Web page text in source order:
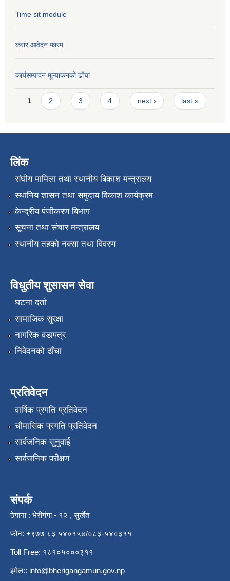
Time sit module
करार आवेदन फारम
कार्यसम्पादन मूल्या‌कनको ढाँचा
Pages
1 2 3 4 next › last »
लिंक
संघीय मामिला तथा स्थानीय बिकाश मन्त्रालय
स्थानिय शासन तथा समुदाय विकाश कार्यक्रम
केन्द्रीय पंजीकरण बिभाग
सूचना तथा संचार मन्त्रालय
स्थानीय तहको नक्सा तथा विवरण
विधुतीय शुसासन सेवा
घटना दर्ता
सामाजिक सुरक्षा
नागरिक वडापत्र
निवेदनको ढाँचा
प्रतिवेदन
वार्षिक प्रगति प्रतिवेदन
चौमासिक प्रगति प्रतिवेदन
सार्वजनिक सुनुवाई
सार्वजनिक परीक्षण
संपर्क
ठेगाना : भेरीगंगा - १२ , सुर्खेत
फोन: +९७७ ८३ ५४०१५४/०८३-५४०३११
Toll Free: १८१०५०००३११
इमेल:: info@bherigangamun.gov.np